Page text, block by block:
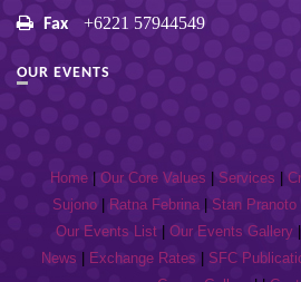
Fax +6221 57944549
OUR EVENTS
Home| Our Core Values Services
Sujono| Ratna Febrina| Stan Pranoto|
Our Events List| Our Events Gallery|
News
Exchange Rates SFC